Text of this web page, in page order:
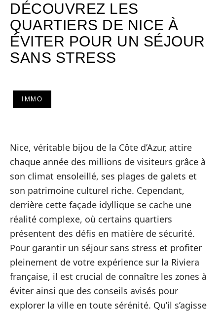
DÉCOUVREZ LES
QUARTIERS DE NICE À
ÉVITER POUR UN SÉJOUR
SANS STRESS
IMMO
Nice, véritable bijou de la Côte d’Azur, attire
chaque année des millions de visiteurs grâce à
son climat ensoleillé, ses plages de galets et
son patrimoine culturel riche. Cependant,
derrière cette façade idyllique se cache une
réalité complexe, où certains quartiers
présentent des défis en matière de sécurité.
Pour garantir un séjour sans stress et profiter
pleinement de votre expérience sur la Riviera
française, il est crucial de connaître les zones à
éviter ainsi que des conseils avisés pour
explorer la ville en toute sérénité. Qu’il s’agisse